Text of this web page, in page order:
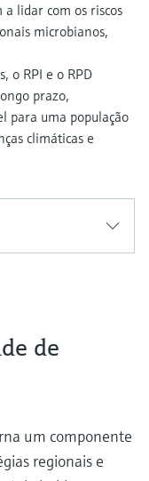
lidar com os riscos
microbianos,
o RPI e o RPD
prazo,
para uma população
climáticas e
de
um componente
regionais e